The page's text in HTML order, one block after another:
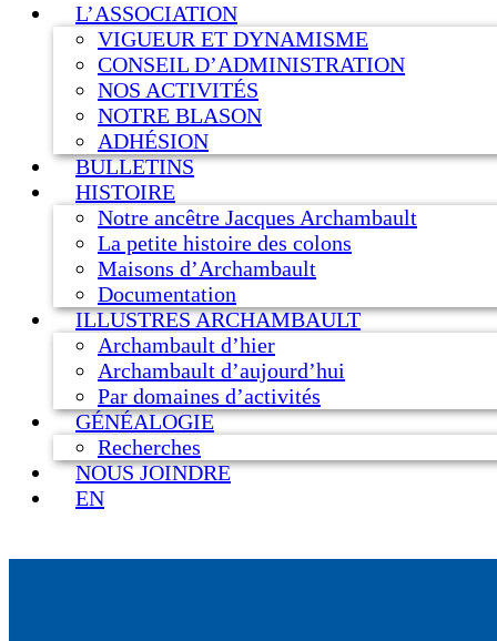
L’ASSOCIATION
VIGUEUR ET DYNAMISME
CONSEIL D’ADMINISTRATION
NOS ACTIVITÉS
NOTRE BLASON
ADHÉSION
BULLETINS
HISTOIRE
Notre ancêtre Jacques Archambault
La petite histoire des colons
Maisons d’Archambault
Documentation
ILLUSTRES ARCHAMBAULT
Archambault d’hier
Archambault d’aujourd’hui
Par domaines d’activités
GÉNÉALOGIE
Recherches
NOUS JOINDRE
EN